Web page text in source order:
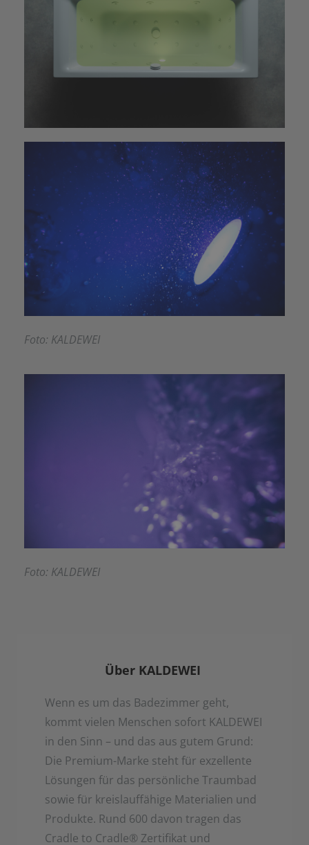
Foto: KALDEWEI
Foto: KALDEWEI
Über KALDEWEI
Wenn es um das Badezimmer geht,
kommt vielen Menschen sofort KALDEWEI
in den Sinn – und das aus gutem Grund:
Die Premium-Marke steht für exzellente
Lösungen für das persönliche Traumbad
sowie für kreislauffähige Materialien und
Produkte. Rund 600 davon tragen das
Cradle to Cradle® Zertifikat und